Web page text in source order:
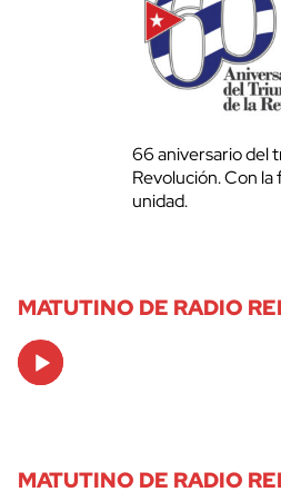
66 aniversario del
Revolución. Con la
unidad.
MATUTINO DE RADIO
Audio
Player
MATUTINO DE RADIO